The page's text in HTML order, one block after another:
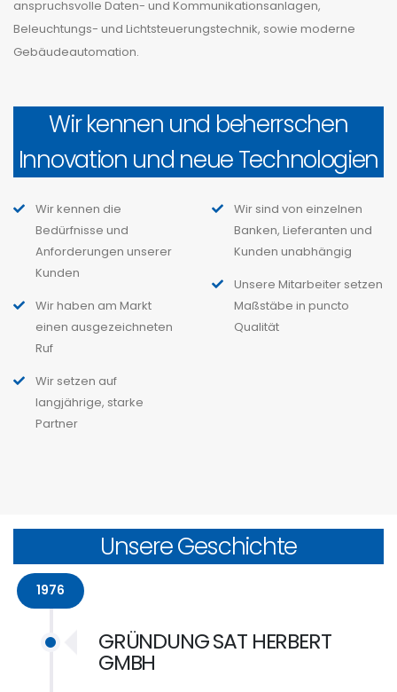
anspruchsvolle Daten- und Kommunikationsanlagen,
Beleuchtungs- und Lichtsteuerungstechnik, sowie moderne
Gebäude­automation.
Wir kennen und beherrschen
Innovation und neue Technologien
Wir kennen die
Bedürfnisse und
Anforderungen unserer
Kunden
Wir haben am Markt
einen ausgezeichneten
Ruf
Wir setzen auf
langjährige, starke
Partner
Wir sind von einzelnen
Banken, Lieferanten und
Kunden unabhängig
Unsere Mitarbeiter setzen
Maßstäbe in puncto
Qualität
Unsere Geschichte
1976
GRÜNDUNG SAT HERBERT
GMBH